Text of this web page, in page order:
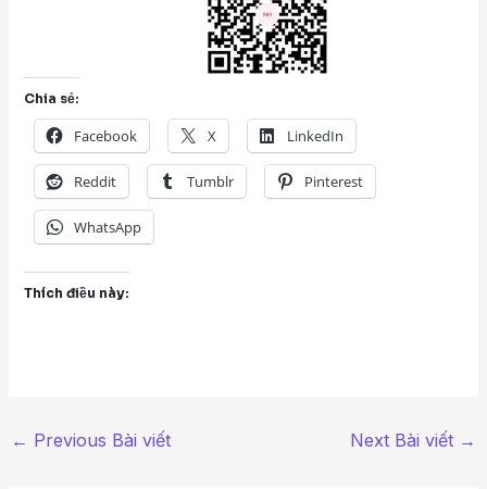
Chia sẻ:
Facebook X LinkedIn
Reddit Tumblr Pinterest
WhatsApp
Thích điều này:
← Previous Bài viết Next Bài viết →